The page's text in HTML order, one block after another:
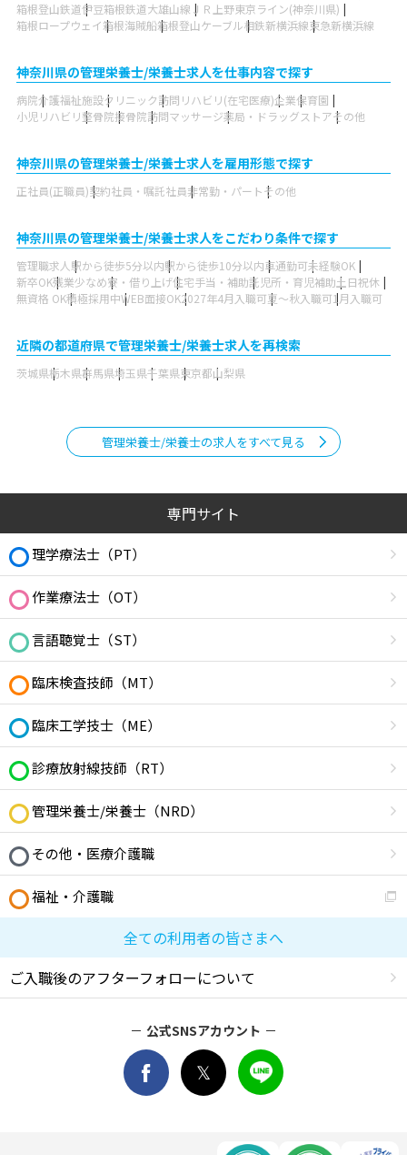
箱根登山鉄道伊豆箱根鉄道大雄山線 ＪＲ上野東京ライン(神奈川県)
箱根ロープウェイ箱根海賊船箱根登山ケーブル相鉄新横浜線東急新横浜線
神奈川県の管理栄養士/栄養士求人を仕事内容で探す
病院介護福祉施設クリニック訪問リハビリ(在宅医療)企業保育園
小児リハビリ整骨院接骨院訪問マッサージ薬局・ドラッグストアその他
神奈川県の管理栄養士/栄養士求人を雇用形態で探す
正社員(正職員)契約社員・嘱託社員非常勤・パートその他
神奈川県の管理栄養士/栄養士求人をこだわり条件で探す
管理職求人 駅から徒歩5分以内駅から徒歩10分以内車通勤可未経験OK
新卒OK残業少なめ寮・借り上げ住宅手当・補助託児所・育児補助土日祝休
無資格 OK積極採用中WEB面接OK2027年4月入職可夏～秋入職可1月入職可
近隣の都道府県で管理栄養士/栄養士求人を再検索
茨城県栃木県群馬県埼玉県千葉県東京都山梨県
管理栄養士/栄養士の求人をすべて見る
専門サイト
理学療法士（PT）
作業療法士（OT）
言語聴覚士（ST）
臨床検査技師（MT）
臨床工学技士（ME）
診療放射線技師（RT）
管理栄養士/栄養士（NRD）
その他・医療介護職
福祉・介護職
全ての利用者の皆さまへ
ご入職後のアフターフォローについて
公式SNSアカウント